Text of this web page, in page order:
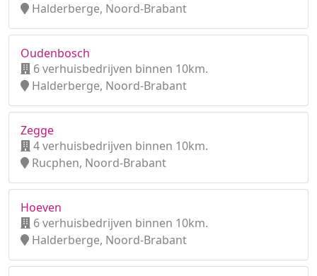
Halderberge, Noord-Brabant
Oudenbosch
6 verhuisbedrijven binnen 10km.
Halderberge, Noord-Brabant
Zegge
4 verhuisbedrijven binnen 10km.
Rucphen, Noord-Brabant
Hoeven
6 verhuisbedrijven binnen 10km.
Halderberge, Noord-Brabant